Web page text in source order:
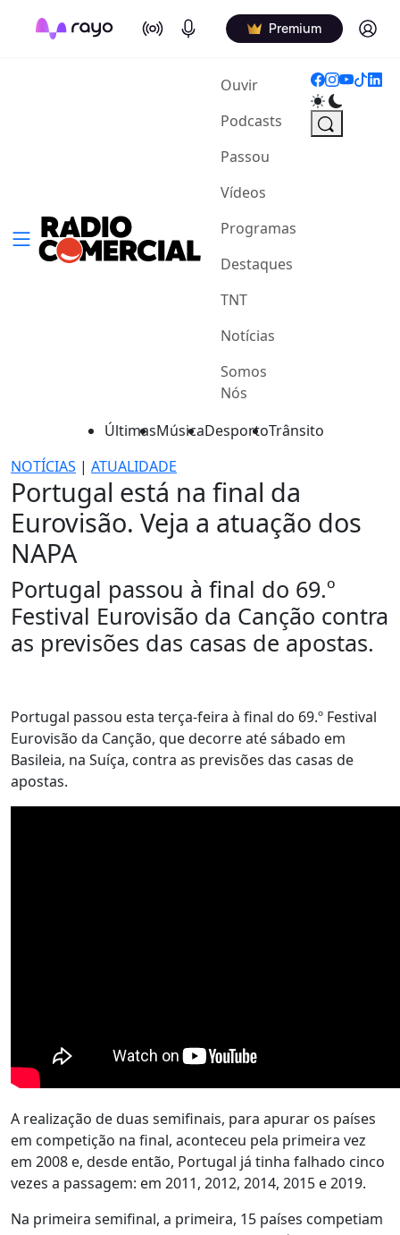
On Air Podcasts Premium Log in
Ouvir(current)
Podcasts
Passou
Vídeos
Programas
Destaques
TNT
Notícias
Somos
Nós
ÚltimasMúsicaDesportoTrânsito
NOTÍCIAS | ATUALIDADE
Portugal está na final da
Eurovisão. Veja a atuação dos
NAPA
Portugal passou à final do 69.º
Festival Eurovisão da Canção contra
as previsões das casas de apostas.
Portugal passou esta terça-feira à final do 69.º Festival
Eurovisão da Canção, que decorre até sábado em
Basileia, na Suíça, contra as previsões das casas de
apostas.
A realização de duas semifinais, para apurar os países
em competição na final, aconteceu pela primeira vez
em 2008 e, desde então, Portugal já tinha falhado cinco
vezes a passagem: em 2011, 2012, 2014, 2015 e 2019.
Na primeira semifinal, a primeira, 15 países competiam